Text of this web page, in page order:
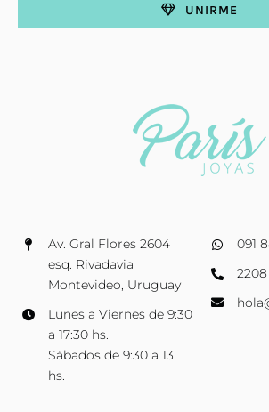
Av. Gral Flores 2604
esq. Rivadavia
Montevideo, Uruguay
Lunes a Viernes de 9:30
a 17:30 hs.
Sábados de 9:30 a 13
hs.
091
2208
UNIRME